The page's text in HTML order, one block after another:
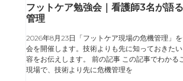
フットケア勉強会｜看護師3名が語
管理
2026年8月23日「フットケア現場の危機管理」
会を開催します。技術よりも先に知っておきた
容をお伝えします。 前の記事 この記事でわかる
現場で、技術より先に危機管理を